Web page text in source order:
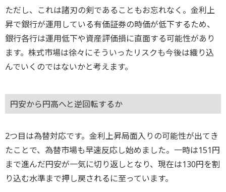
ただし、これは諸刃の剣であることもお忘れなく。金利上
昇で銀行が運用している有価証券の時価が低下するため、
銀行各行は運用低下や資産評価損に直面する可能性があり
ます。株式市場は徐々にそういったリスクも今後は織り込
んでいくのではないかと考えます。
円安から円高へと逆回転するか
2つ目は為替対応です。金利上昇局面入りの可能性が出てき
たことで、為替市場も早速反応し始めました。一時は151円
まで進んだ円安が一気に切り返しとなり、現在は130円を割
り込む水準まで押し戻されるに至っています。